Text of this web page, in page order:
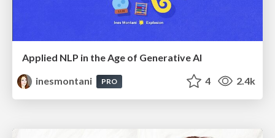
Applied NLP in the Age of Generative AI
inesmontani
PRO 4 2.4k